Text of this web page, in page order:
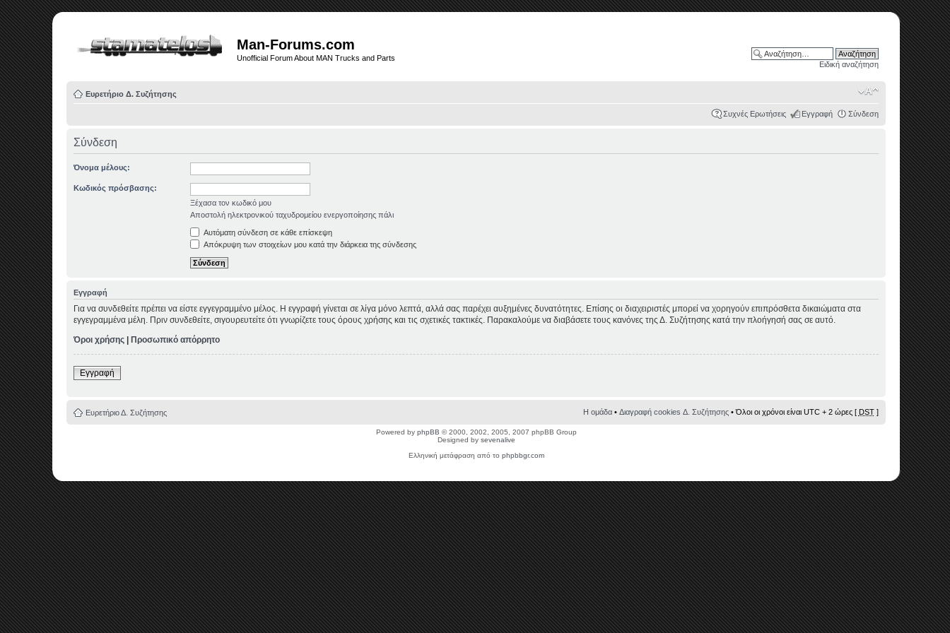
Man-Forums.com
Unofficial Forum About MAN Trucks and Parts
Ειδική αναζήτηση
Ευρετήριο Δ. Συζήτησης
Συχνές Ερωτήσεις Εγγραφή Σύνδεση
Σύνδεση
Όνομα μέλους:
Κωδικός πρόσβασης:
Ξέχασα τον κωδικό μου
Αποστολή ηλεκτρονικού ταχυδρομείου ενεργοποίησης πάλι
Αυτόματη σύνδεση σε κάθε επίσκεψη
Απόκρυψη των στοιχείων μου κατά την διάρκεια της σύνδεσης
Εγγραφή
Για να συνδεθείτε πρέπει να είστε εγγεγραμμένο μέλος. Η εγγραφή γίνεται σε λίγα μόνο λεπτά, αλλά σας παρέχει αυξημένες δυνατότητες. Επίσης οι διαχειριστές μπορεί να χορηγούν επιπρόσθετα δικαιώματα στα
εγγεγραμμένα μέλη. Πριν συνδεθείτε, σιγουρευτείτε ότι γνωρίζετε τους όρους χρήσης και τις σχετικές τακτικές. Παρακαλούμε να διαβάσετε τους κανόνες της Δ. Συζήτησης κατά την πλοήγησή σας σε αυτό.
Όροι χρήσης
Προσωπικό απόρρητο
Εγγραφή
Ευρετήριο Δ. Συζήτησης Η ομάδα• Διαγραφή cookies Δ. Συζήτησης• Όλοι οι χρόνοι είναι UTC + 2 ώρες [ DST]
Powered by phpBB © 2000, 2002, 2005, 2007 phpBB Group
Designed by sevenalive
Ελληνική μετάφραση από το phpbbgr.com